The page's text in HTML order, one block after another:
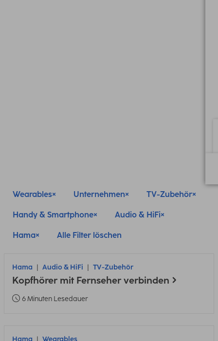
Wearables Unternehmen TV-Zubehör
Handy & Smartphone Audio & HiFi
Hama Alle Filter löschen
Hama Audio & HiFi TV-Zubehör
Kopfhörer mit Fernseher verbinden
6 Minuten Lesedauer
Hama Wearables